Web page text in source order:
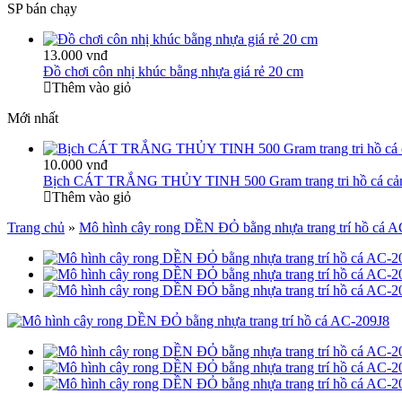
SP bán chạy
13.000 vnđ
Đồ chơi côn nhị khúc bằng nhựa giá rẻ 20 cm
Thêm vào giỏ
Mới nhất
10.000 vnđ
Bịch CÁT TRẮNG THỦY TINH 500 Gram trang tri hồ cá
Thêm vào giỏ
Trang chủ » Mô hình cây rong DỀN ĐỎ bằng nhựa trang trí hồ cá